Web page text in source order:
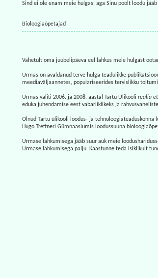
Sind ei ole enam meie hulgas, aga Sinu poolt loodu
Bioloogiaõpetajad
Vahetult oma juubelipäeva eel lahkus meie hulgast
Urmas on avaldanud terve hulga teadulikke
meediaväljaannetes, populariseerides tervislikku
Urmas valiti 2006. ja 2008. aastal Tartu Ülikooli realia
eduka juhendamise eest vabariiklikeks ja
Olnud Tartu ülikooli loodus- ja tehnoloogiateaduskonna
Hugo Treffneri Gümnaasiumis loodussuuna
Urmase lahkumisega jääb suur auk meie
Urmase lahkumisega palju. Kaastunne teda isiklikult